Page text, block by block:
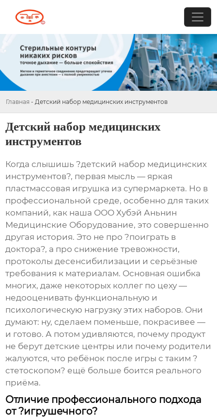
Главная - Детский набор медицинских инструментов
Детский набор медицинских
инструментов
Когда слышишь ?детский набор медицинских
инструментов?, первая мысль — яркая
пластмассовая игрушка из супермаркета. Но в
профессиональной среде, особенно для таких
компаний, как наша ООО Хубэй Аньнин
Медицинские Оборудование, это совершенно
другая история. Это не про ?поиграть в
доктора?, а про снижение тревожности,
протоколы десенсибилизации и серьёзные
требования к материалам. Основная ошибка
многих, даже некоторых коллег по цеху —
недооценивать функциональную и
психологическую нагрузку этих наборов. Они
думают: ну, сделаем поменьше, покрасивее —
и готово. А потом удивляются, почему продукт
не берут детские центры или почему родители
жалуются, что ребёнок после игры с таким ?
стетоскопом? ещё больше боится реального
приёма.
Отличие профессионального подхода
от ?игрушечного?